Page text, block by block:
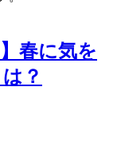
春に気を
？